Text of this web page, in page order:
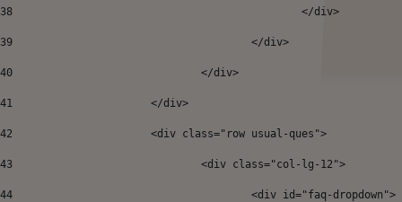
38
						</div>
39
					</div>
40
				</div>
41
42
			<div class="row usual-ques">
43
				<div class="col-lg-12">
44
					<div id="faq-dropdown">